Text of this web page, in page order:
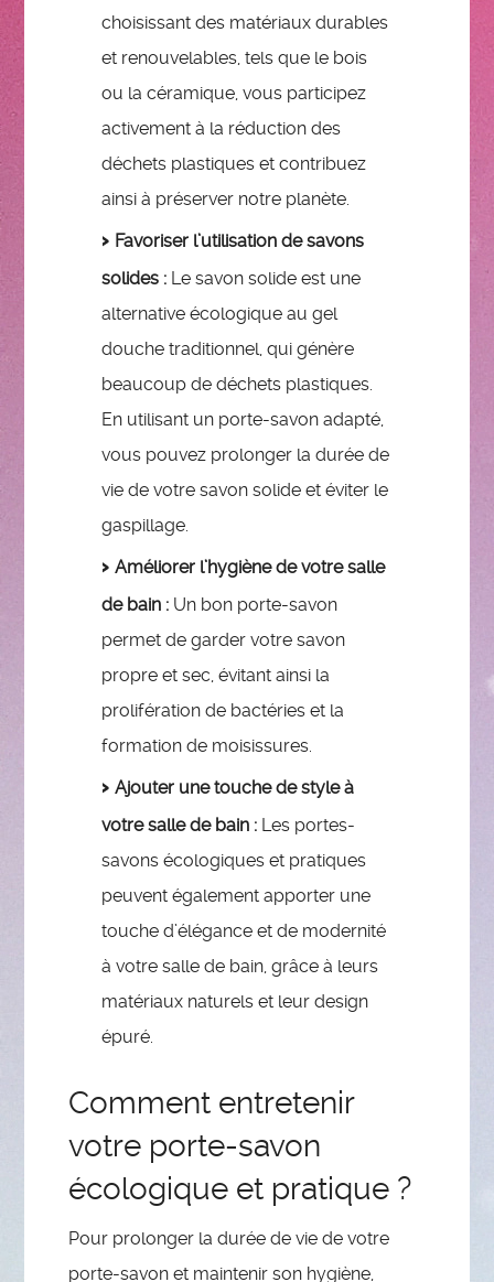
choisissant des matériaux durables
et renouvelables, tels que le bois
ou la céramique, vous participez
activement à la réduction des
déchets plastiques et contribuez
ainsi à préserver notre planète.
Favoriser l’utilisation de savons
solides : Le savon solide est une
alternative écologique au gel
douche traditionnel, qui génère
beaucoup de déchets plastiques.
En utilisant un porte-savon adapté,
vous pouvez prolonger la durée de
vie de votre savon solide et éviter le
gaspillage.
Améliorer l’hygiène de votre salle
de bain : Un bon porte-savon
permet de garder votre savon
propre et sec, évitant ainsi la
prolifération de bactéries et la
formation de moisissures.
Ajouter une touche de style à
votre salle de bain : Les portes-
savons écologiques et pratiques
peuvent également apporter une
touche d’élégance et de modernité
à votre salle de bain, grâce à leurs
matériaux naturels et leur design
épuré.
Comment entretenir
votre porte-savon
écologique et pratique ?
Pour prolonger la durée de vie de votre
porte-savon et maintenir son hygiène,